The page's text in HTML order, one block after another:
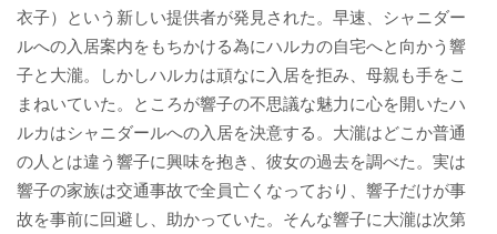
衣子）という新しい提供者が発見された。早速、シャニダー
ルへの入居案内をもちかける為にハルカの自宅へと向かう響
子と大瀧。しかしハルカは頑なに入居を拒み、母親も手をこ
まねいていた。ところが響子の不思議な魅力に心を開いたハ
ルカはシャニダールへの入居を決意する。大瀧はどこか普通
の人とは違う響子に興味を抱き、彼女の過去を調べた。実は
響子の家族は交通事故で全員亡くなっており、響子だけが事
故を事前に回避し、助かっていた。そんな響子に大瀧は次第